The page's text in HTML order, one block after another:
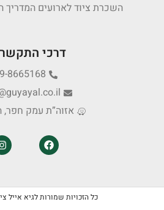
השכרת ציוד לארועים המדריך
דרכי
8665168
אזוה”ת עמק חפר,
כל הזכויות שמורות לגיא אייל